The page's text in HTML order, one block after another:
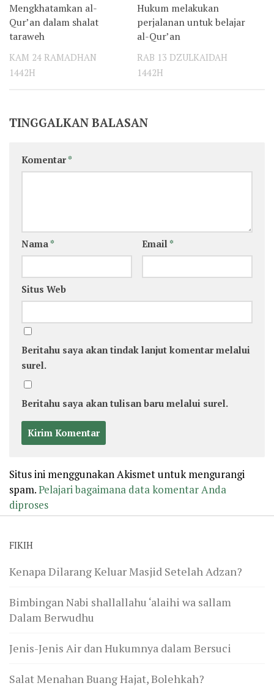
Mengkhatamkan al-
Qur’an dalam shalat
taraweh
KAM 24 RAMADHAN
1442H
Hukum melakukan
perjalanan untuk belajar
al-Qur’an
RAB 13 DZULKAIDAH
1442H
TINGGALKAN BALASAN
Komentar*
Nama * Email *
Situs Web
Beritahu saya akan tindak lanjut komentar melalui
surel.
Beritahu saya akan tulisan baru melalui surel.
Situs ini menggunakan Akismet untuk mengurangi
spam.Pelajari bagaimana data komentar Anda
diproses
FIKIH
Kenapa Dilarang Keluar Masjid Setelah Adzan?
Bimbingan Nabi shallallahu ‘alaihi wa sallam
Dalam Berwudhu
Jenis-Jenis Air dan Hukumnya dalam Bersuci
Salat Menahan Buang Hajat, Bolehkah?